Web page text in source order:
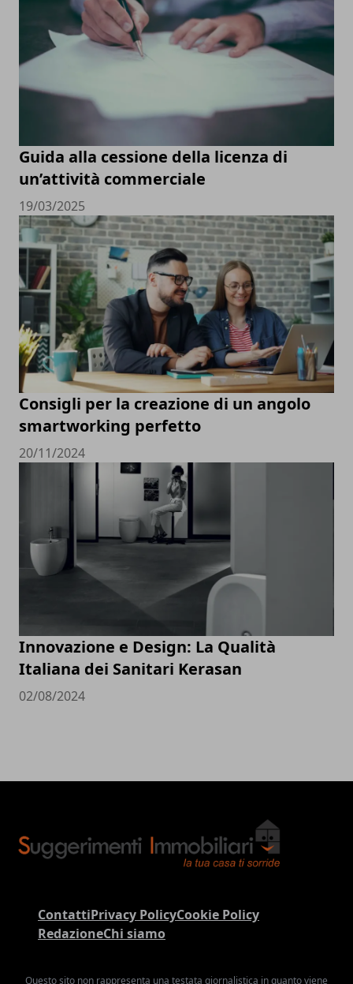
Guida alla cessione della licenza di
un’attività commerciale
19/03/2025
Consigli per la creazione di un angolo
smartworking perfetto
20/11/2024
Innovazione e Design: La Qualità
Italiana dei Sanitari Kerasan
02/08/2024
ContattiPrivacy PolicyCookie Policy
RedazioneChi siamo
Questo sito non rappresenta una testata giornalistica in quanto viene